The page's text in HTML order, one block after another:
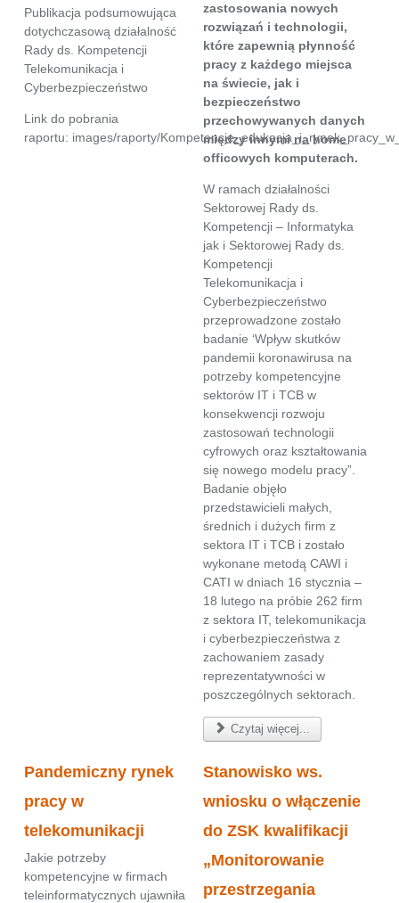
Publikacja podsumowująca
dotychczasową działalność
Rady ds. Kompetencji
Telekomunikacja i
Cyberbezpieczeństwo
Link do pobrania
raportu: images/raporty/
zastosowania nowych
rozwiązań i technologii,
które zapewnią płynność
pracy z każdego miejsca
na świecie, jak i
bezpieczeństwo
przechowywanych danych
między innymi na home
officowych komputerach.
W ramach działalności
Sektorowej Rady ds.
Kompetencji – Informatyka
jak i Sektorowej Rady ds.
Kompetencji
Telekomunikacja i
Cyberbezpieczeństwo
przeprowadzone zostało
badanie ‘Wpływ skutków
pandemii koronawirusa na
potrzeby kompetencyjne
sektorów IT i TCB w
konsekwencji rozwoju
zastosowań technologii
cyfrowych oraz kształtowania
się nowego modelu pracy”.
Badanie objęło
przedstawicieli małych,
średnich i dużych firm z
sektora IT i TCB i zostało
wykonane metodą CAWI i
CATI w dniach 16 stycznia –
18 lutego na próbie 262 firm
z sektora IT, telekomunikacja
i cyberbezpieczeństwa z
zachowaniem zasady
reprezentatywności w
poszczególnych sektorach.
Czytaj więcej...
Pandemiczny rynek
pracy w
telekomunikacji
Jakie potrzeby
kompetencyjne w firmach
teleinformatycznych ujawniła
Stanowisko ws.
wniosku o włączenie
do ZSK kwalifikacji
„Monitorowanie
przestrzegania